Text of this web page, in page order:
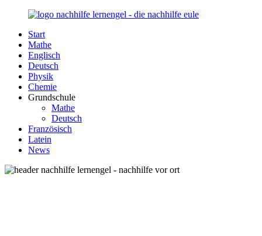
Zurück
Inhalt
Nachhilfe-
Lernengel.de
Unsere
Nachhilfe-
Eule
berät
zum
Damit
Lernen
Spaß
Start
Mathe
Englisch
Deutsch
Physik
Chemie
Grundschule
Mathe
Deutsch
Französisch
Latein
News